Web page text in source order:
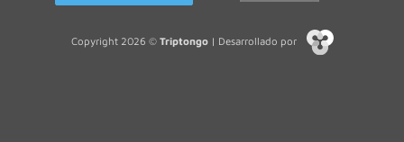
Copyright 2026 © Triptongo| Desarrollado por